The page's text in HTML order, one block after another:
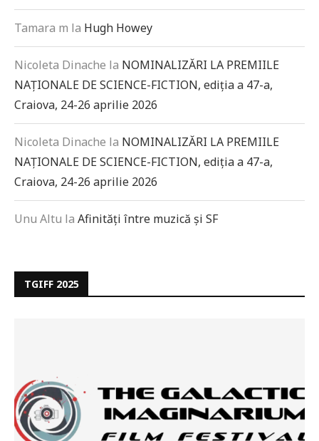
Tamara m la Hugh Howey
Nicoleta Dinache la NOMINALIZĂRI LA PREMIILE
NAȚIONALE DE SCIENCE-FICTION, ediția a 47-a,
Craiova, 24-26 aprilie 2026
Nicoleta Dinache la NOMINALIZĂRI LA PREMIILE
NAȚIONALE DE SCIENCE-FICTION, ediția a 47-a,
Craiova, 24-26 aprilie 2026
Unu Altu la Afinități între muzică și SF
TGIFF 2025